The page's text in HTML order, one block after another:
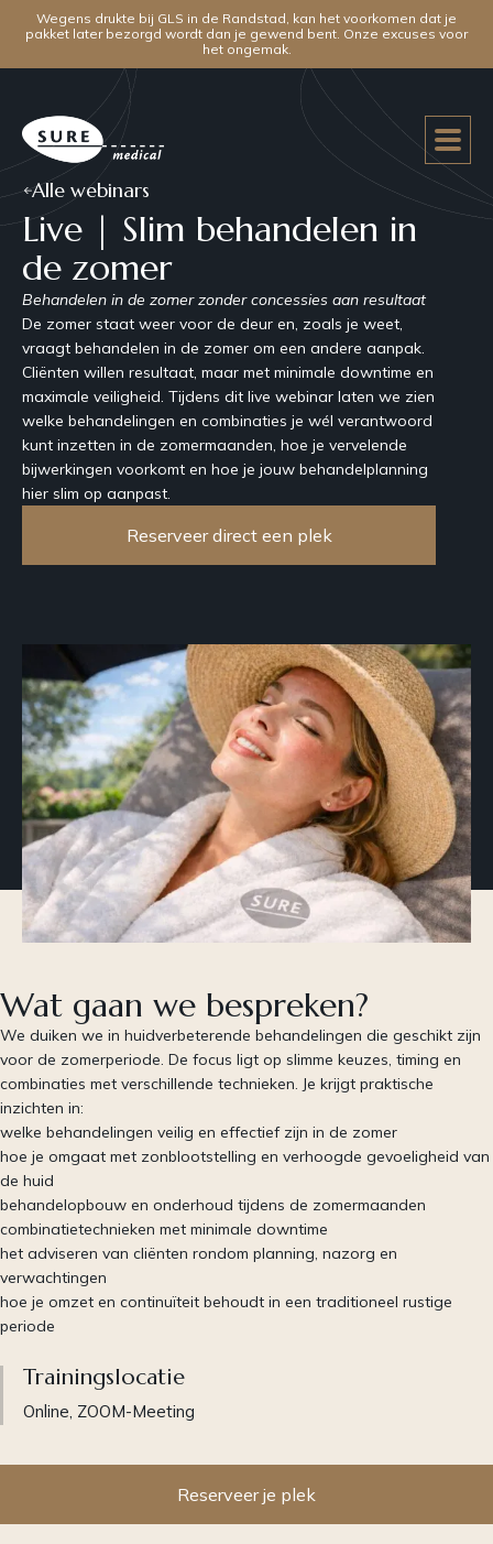
Wegens drukte bij GLS in de Randstad, kan het voorkomen dat je
pakket later bezorgd wordt dan je gewend bent. Onze excuses voor
het ongemak.
Alle webinars
Live | Slim behandelen in
de zomer
Behandelen in de zomer zonder concessies aan resultaat
De zomer staat weer voor de deur en, zoals je weet,
vraagt behandelen in de zomer om een andere aanpak.
Cliënten willen resultaat, maar met minimale downtime en
maximale veiligheid. Tijdens dit live webinar laten we zien
welke behandelingen en combinaties je wél verantwoord
kunt inzetten in de zomermaanden, hoe je vervelende
bijwerkingen voorkomt en hoe je jouw behandelplanning
hier slim op aanpast.
Reserveer direct een plek
Wat gaan we bespreken?
We duiken we in huidverbeterende behandelingen die geschikt zijn
voor de zomerperiode. De focus ligt op slimme keuzes, timing en
combinaties met verschillende technieken. Je krijgt praktische
inzichten in:
welke behandelingen veilig en effectief zijn in de zomer
hoe je omgaat met zonblootstelling en verhoogde gevoeligheid van
de huid
behandelopbouw en onderhoud tijdens de zomermaanden
combinatietechnieken met minimale downtime
het adviseren van cliënten rondom planning, nazorg en
verwachtingen
hoe je omzet en continuïteit behoudt in een traditioneel rustige
periode
Trainingslocatie
Online, ZOOM-Meeting
Reserveer je plek